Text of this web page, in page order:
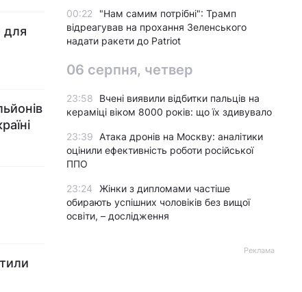
для
00:22
"Нам самим потрібні": Трамп
відреагував на прохання Зеленського
надати ракети до Patriot
06 серпня, четвер
23:58
Вчені виявили відбитки пальців на
кераміці віком 8000 років: що їх здивувало
23:39
Атака дронів на Москву: аналітики
оцінили ефективність роботи російської
ППО
23:24
Жінки з дипломами частіше
обирають успішних чоловіків без вищої
освіти, – дослідження
Реклама